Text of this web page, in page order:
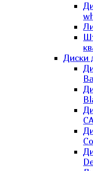
Диски